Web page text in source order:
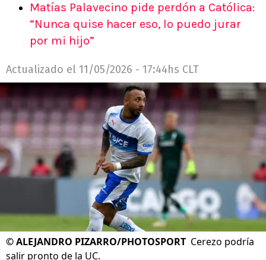
Matías Palavecino pide perdón a Católica:
“Nunca quise hacer eso, lo puedo jurar
por mi hijo”
Actualizado el 11/05/2026 - 17:44hs CLT
©ALEJANDRO PIZARRO/PHOTOSPORT Cerezo podría
salir pronto de la UC.